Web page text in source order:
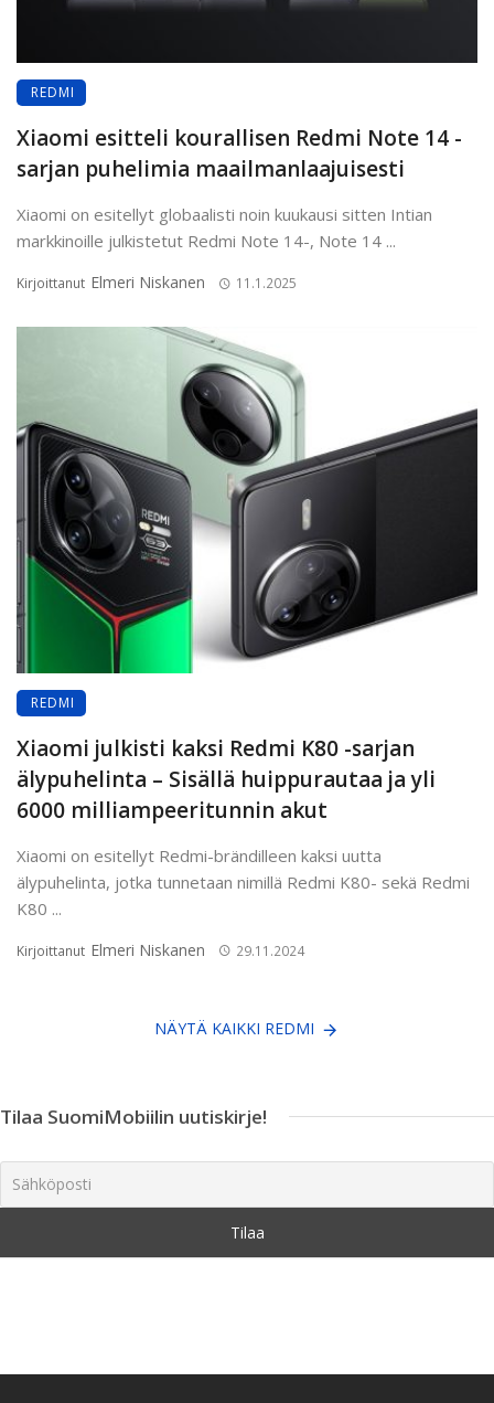
REDMI
Xiaomi esitteli kourallisen Redmi Note 14 -
sarjan puhelimia maailmanlaajuisesti
Xiaomi on esitellyt globaalisti noin kuukausi sitten Intian
markkinoille julkistetut Redmi Note 14-, Note 14 ...
Kirjoittanut Elmeri Niskanen 11.1.2025
REDMI
Xiaomi julkisti kaksi Redmi K80 -sarjan
älypuhelinta – Sisällä huippurautaa ja yli
6000 milliampeeritunnin akut
Xiaomi on esitellyt Redmi-brändilleen kaksi uutta
älypuhelinta, jotka tunnetaan nimillä Redmi K80- sekä Redmi
K80 ...
Kirjoittanut Elmeri Niskanen 29.11.2024
NÄYTÄ KAIKKI REDMI
Tilaa SuomiMobiilin uutiskirje!